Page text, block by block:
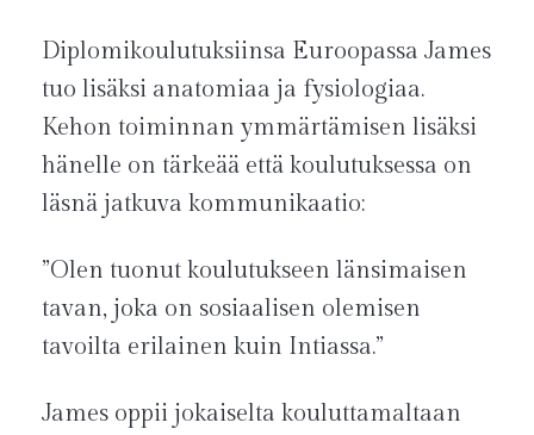
Diplomikoulutuksiinsa Euroopassa James
tuo lisäksi anatomiaa ja fysiologiaa.
Kehon toiminnan ymmärtämisen lisäksi
hänelle on tärkeää että koulutuksessa on
läsnä jatkuva kommunikaatio:
”Olen tuonut koulutukseen länsimaisen
tavan, joka on sosiaalisen olemisen
tavoilta erilainen kuin Intiassa.”
James oppii jokaiselta kouluttamaltaan